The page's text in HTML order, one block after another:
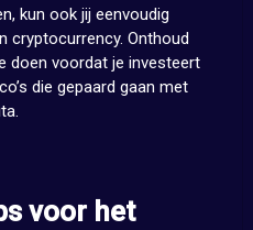
kun ook jij eenvoudig
cryptocurrency. Onthoud
doen voordat je investeert
die gepaard gaan met
voor het